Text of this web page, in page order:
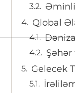
Qlobal
Şəhər
Gelecek